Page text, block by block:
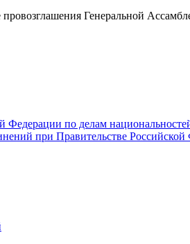
Генеральной
Федерации по делам
при Правительстве Российской